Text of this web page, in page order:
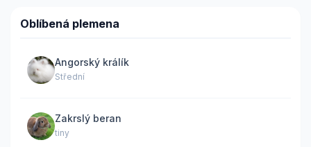
Oblíbená plemena
Angorský králík
Střední
Zakrslý beran
tiny